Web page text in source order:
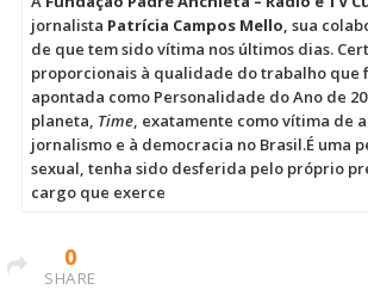
jornalista Patrícia Campos Mello, sua
de que tem sido vítima nos últimos dias.
proporcionais à qualidade do trabalho que
apontada como Personalidade do Ano de
planeta, Time, exatamente como vítima de
jornalismo e à democracia no Brasil.É uma
sexual, tenha sido desferida pelo próprio
cargo que exerce
0
SHARE